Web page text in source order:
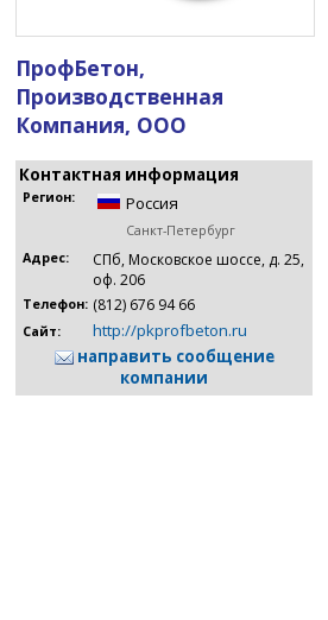
ПрофБетон,
Производственная
Компания, ООО
Контактная информация
Регион: Россия
Санкт-Петербург
Адрес:
СПб, Московское шоссе, д. 25,
оф. 206
Телефон: (812) 676 94 66
Сайт:
http://pkprofbeton.ru
направить сообщение
компании